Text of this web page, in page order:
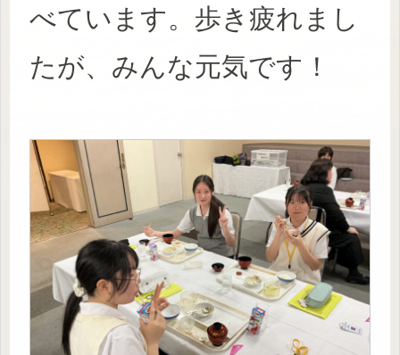
べています。歩き疲れまし
たが、みんな元気です！